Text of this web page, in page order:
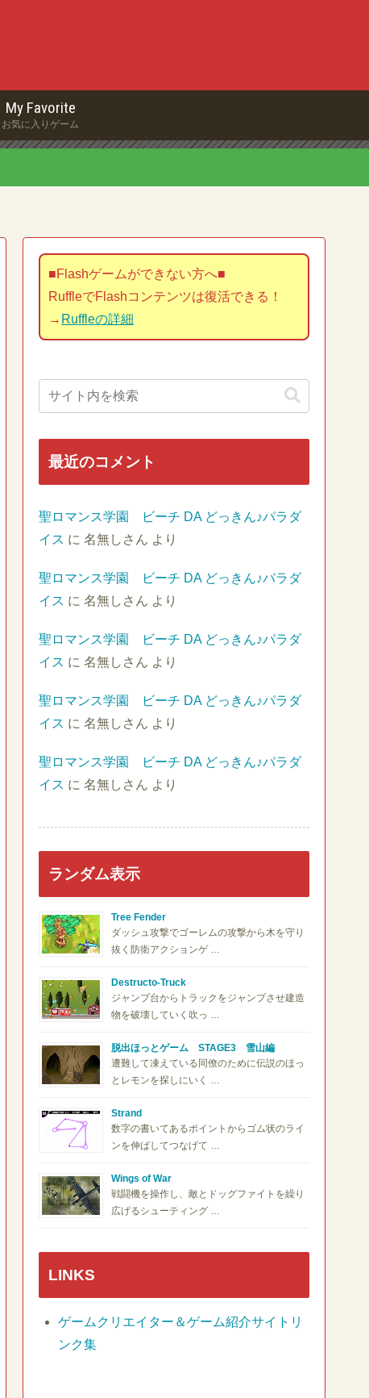
My Favorite
お気に入りゲーム
■Flashゲームができない方へ■
RuffleでFlashコンテンツは復活できる！
→ Ruffleの詳細
最近のコメント
聖ロマンス学園 ビーチ DA どっきん♪パラダ
イス に 名無しさん より
聖ロマンス学園 ビーチ DA どっきん♪パラダ
イス に 名無しさん より
聖ロマンス学園 ビーチ DA どっきん♪パラダ
イス に 名無しさん より
聖ロマンス学園 ビーチ DA どっきん♪パラダ
イス に 名無しさん より
聖ロマンス学園 ビーチ DA どっきん♪パラダ
イス に 名無しさん より
ランダム表示
Tree Fender
ダッシュ攻撃でゴーレムの攻撃から木を守り
抜く防衛アクションゲ …
Destructo-Truck
ジャンプ台からトラックをジャンプさせ建造
物を破壊していく吹っ …
脱出ほっとゲーム STAGE3 雪山編
遭難して凍えている同僚のために伝説のほっ
とレモンを探しにいく …
Strand
数字の書いてあるポイントからゴム状のライ
ンを伸ばしてつなげて …
Wings of War
戦闘機を操作し、敵とドッグファイトを繰り
広げるシューティング …
LINKS
ゲームクリエイター＆ゲーム紹介サイトリ
ンク集